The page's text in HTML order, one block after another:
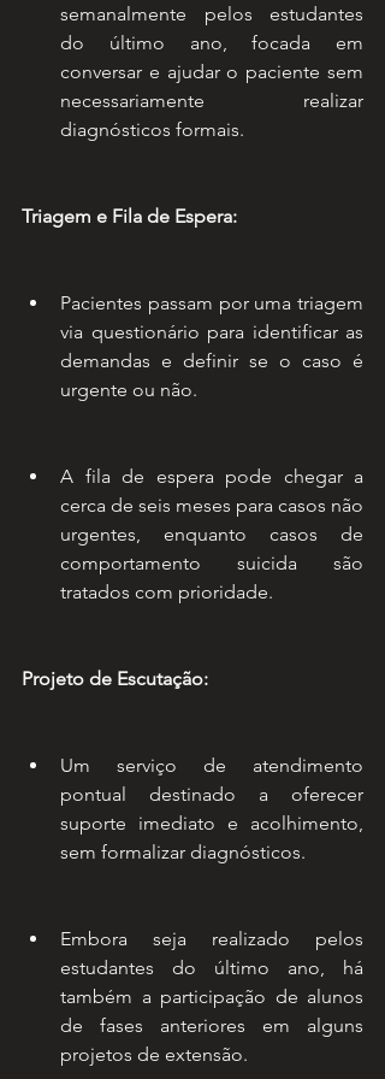
semanalmente pelos estudantes
do último ano, focada em
conversar e ajudar o paciente sem
necessariamente realizar
diagnósticos formais.
Triagem e Fila de Espera:
Pacientes passam por uma triagem
via questionário para identificar as
demandas e definir se o caso é
urgente ou não.
A fila de espera pode chegar a
cerca de seis meses para casos não
urgentes, enquanto casos de
comportamento suicida são
tratados com prioridade.
Projeto de Escutação:
Um serviço de atendimento
pontual destinado a oferecer
suporte imediato e acolhimento,
sem formalizar diagnósticos.
Embora seja realizado pelos
estudantes do último ano, há
também a participação de alunos
de fases anteriores em alguns
projetos de extensão.